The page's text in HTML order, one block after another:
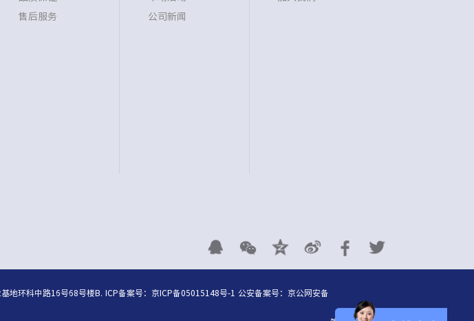
售后服务
公司新闻
地环科中路16号68号楼B. ICP备案号：京ICP备05015148号-1 公安备案号：京公网安备